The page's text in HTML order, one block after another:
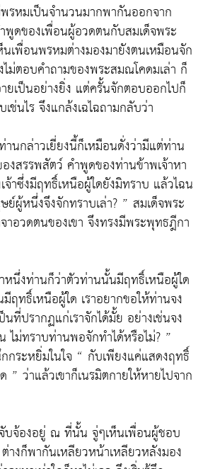
หมเป็นจำนวนมากพากันออกจาก
พูดของเพื่อนผู้อวดตนกับสมเด็จพระ
เพื่อนพรหมต่างมองมายังตนเหมือนจัก
ม่ตอบคำถามของพระสมณโคดมเล่า ก็
ยเป็นอย่างยิ่ง แต่ครั้นจักตอบออกไปก็
ช่นไร จึงแกล้งเฉไฉถามกลับว่า
นกล่าวเยี่ยงนี้ก็เหมือนดั่งว่ามีแต่ท่าน
งสรรพสัตว์ คำพูดของท่านข้าพเจ้าหา
จ้าซึ่งมีฤทธิ์เหนือผู้ใดยังมิทราบ แล้วไฉน
ผู้หนึ่งจึงจักทราบเล่า? ” สมเด็จพระ
าอวดตนของเขา จึงทรงมีพระพุทธฎีกา
นึ่งท่านก็ว่าตัวท่านนั้นมีฤทธิ์เหนือผู้ใด
ฤทธิ์เหนือผู้ใด เราอยากขอให้ท่านจง
ที่ปรากฏแก่เราจักได้มั้ย อย่างเช่นจง
ไม่ทราบท่านพอจักทำได้หรือไม่? ”
ระหยิ่มในใจ “ กับเพียงแค่แสดงฤทธิ์
ว่าแล้วเขาก็เนรมิตกายให้หายไปจาก
บจ้องอยู่ ณ ที่นั้น จู่ๆเห็นเพื่อนผู้ชอบ
งก็พากันเหลียวหน้าเหลียวหลังมอง